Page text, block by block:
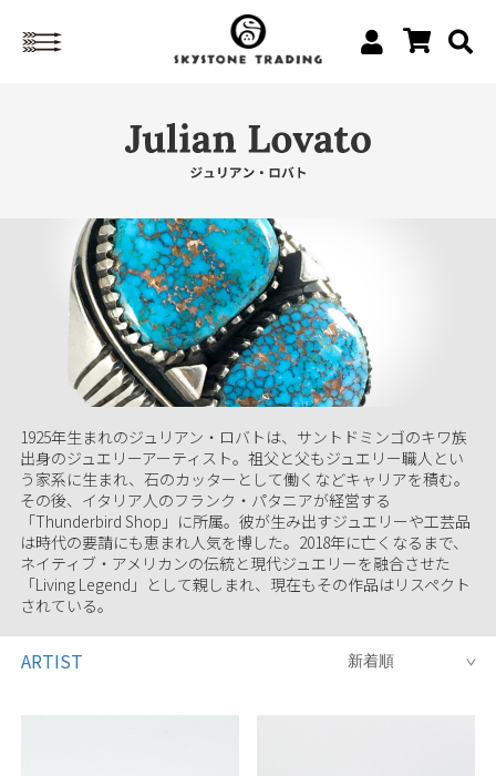
1925年生まれのジュリアン・ロバトは、サントドミンゴのキワ族
出身のジュエリーアーティスト。祖父と父もジュエリー職人とい
う家系に生まれ、石のカッターとして働くなどキャリアを積む。
その後、イタリア人のフランク・パタニアが経営する
「Thunderbird Shop」に所属。彼が生み出すジュエリーや工芸品
は時代の要請にも恵まれ人気を博した。2018年に亡くなるまで、
ネイティブ・アメリカンの伝統と現代ジュエリーを融合させた
「Living Legend」として親しまれ、現在もその作品はリスペクト
されている。
ARTIST